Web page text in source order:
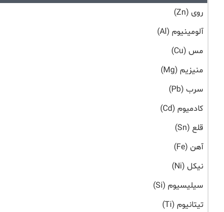
روی (Zn)
آلومینیوم (Al)
مس (Cu)
منیزیم (Mg)
سرب (Pb)
کادمیوم (Cd)
قلع (Sn)
آهن (Fe)
نیکل (Ni)
سیلیسیوم (Si)
تیتانیوم (Ti)